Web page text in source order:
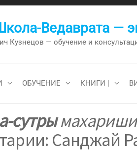
Ведаврата —
Кузнецов — обучение и
ОБУЧЕНИЕ КНИГИ |
сутры
Санджай